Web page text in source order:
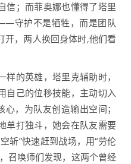
信；而菲奥娜也懂得了塔里
守护不是牺牲，而是团队
开，两人换回身体时,他们看
的英雄，塔里克辅助时，
自己的位移技能，主动切入
，为队友创造输出空间；
单打独斗，她会在队友需要
斩”快速赶到战场，用“劳伦
召唤师们发现，这两个曾经